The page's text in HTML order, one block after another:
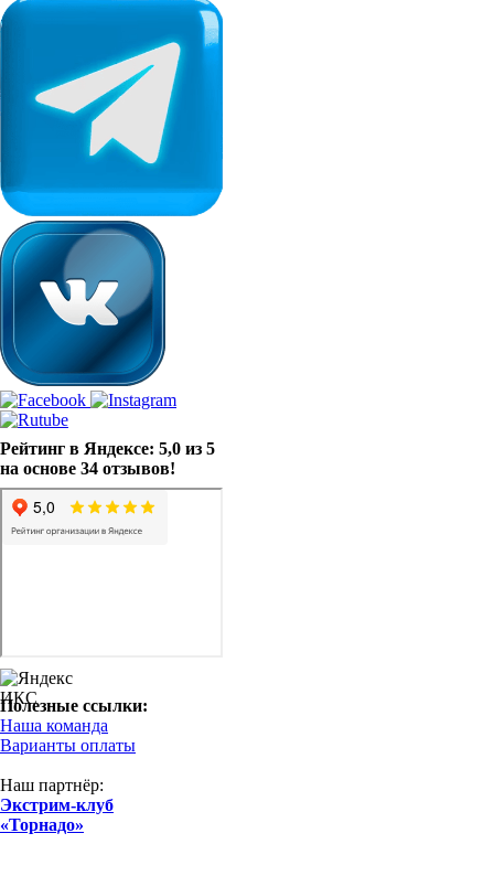
Рейтинг в Яндексе: 5,0 из 5
на основе 34 отзывов!
Полезные ссылки:
Наша команда
Варианты оплаты
Наш партнёр:
Экстрим-клуб
«Торнадо»